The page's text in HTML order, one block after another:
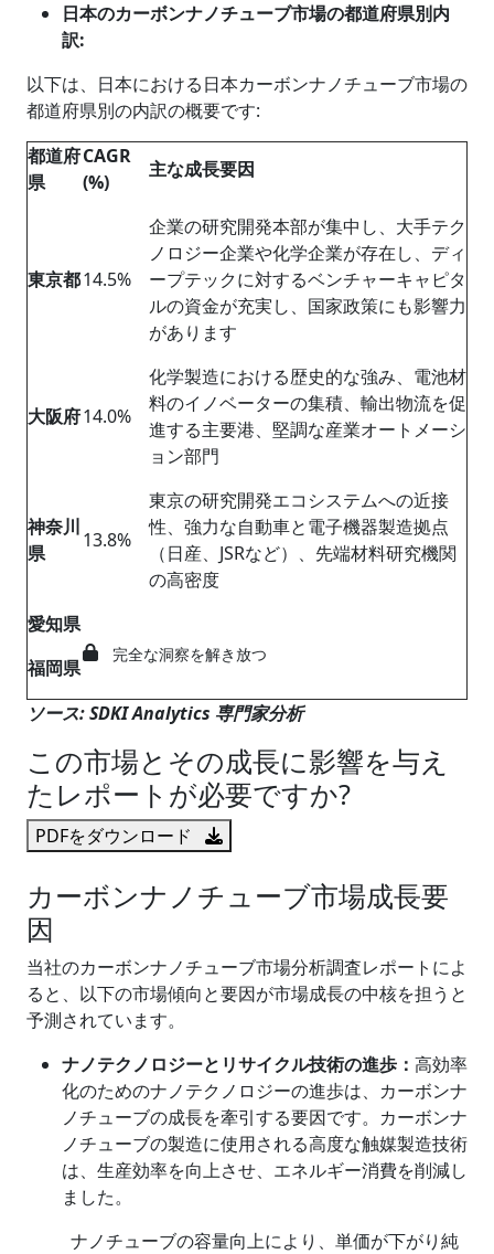
日本のカーボンナノチューブ市場の都道府県別内
訳:
以下は、日本における日本カーボンナノチューブ市場の
都道府県別の内訳の概要です:
都道府
県
CAGR
(%)
主な成長要因
東京都14.5%
企業の研究開発本部が集中し、大手テク
ノロジー企業や化学企業が存在し、ディ
ープテックに対するベンチャーキャピタ
ルの資金が充実し、国家政策にも影響力
があります
大阪府14.0%
化学製造における歴史的な強み、電池材
料のイノベーターの集積、輸出物流を促
進する主要港、堅調な産業オートメーシ
ョン部門
神奈川
県
13.8%
東京の研究開発エコシステムへの近接
性、強力な自動車と電子機器製造拠点
（日産、JSRなど）、先端材料研究機関
の高密度
愛知県
完全な洞察を解き放つ
福岡県
ソース: SDKI Analytics 専門家分析
この市場とその成長に影響を与え
たレポートが必要ですか?
PDFをダウンロード
カーボンナノチューブ市場成長要
因
当社のカーボンナノチューブ市場分析調査レポートによ
ると、以下の市場傾向と要因が市場成長の中核を担うと
予測されています。
ナノテクノロジーとリサイクル技術の進歩： 高効率
化のためのナノテクノロジーの進歩は、カーボンナ
ノチューブの成長を牽引する要因です。カーボンナ
ノチューブの製造に使用される高度な触媒製造技術
は、生産効率を向上させ、エネルギー消費を削減し
ました。
ナノチューブの容量向上により、単価が下がり純